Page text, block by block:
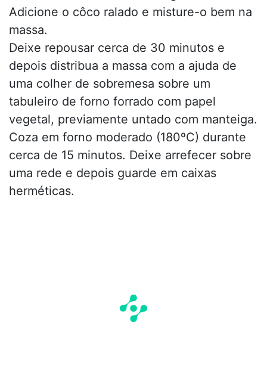
Adicione o côco ralado e misture-o bem na
massa.
Deixe repousar cerca de 30 minutos e
depois distribua a massa com a ajuda de
uma colher de sobremesa sobre um
tabuleiro de forno forrado com papel
vegetal, previamente untado com manteiga.
Coza em forno moderado (180ºC) durante
cerca de 15 minutos. Deixe arrefecer sobre
uma rede e depois guarde em caixas
herméticas.